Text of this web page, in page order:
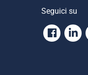
Seguici su